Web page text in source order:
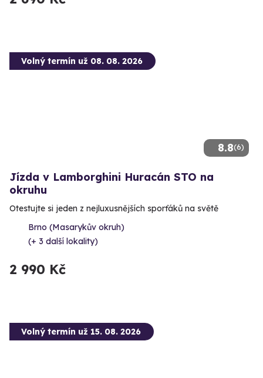
8.8(6)
Volný termín už 08. 08. 2026
Jízda v Lamborghini Huracán STO na
okruhu
Otestujte si jeden z nejluxusnějších sporťáků na světě
Brno (Masarykův okruh)
(+ 3 další lokality)
2 990 Kč
Volný termín už 15. 08. 2026